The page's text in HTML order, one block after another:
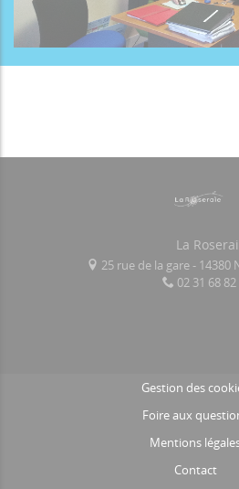
La
25 rue de la gare - 14380
02 31 68 82
Gestion des
Foire aux
Mentions
Contact